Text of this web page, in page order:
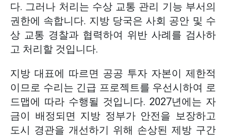
다. 그러나 처리는 수상 교통 관리 기능 부서의
권한에 속합니다. 지방 당국은 사회 공안 및 수
상 교통 경찰과 협력하여 위반 사례를 검사하
고 처리할 것입니다.
지방 대표에 따르면 공공 투자 자본이 제한적
이므로 수리는 긴급 프로젝트를 우선시하여 로
드맵에 따라 수행될 것입니다. 2027년에는 자
금이 배정되면 지방 정부가 안전을 보장하고
도시 경관을 개선하기 위해 손상된 제방 구간